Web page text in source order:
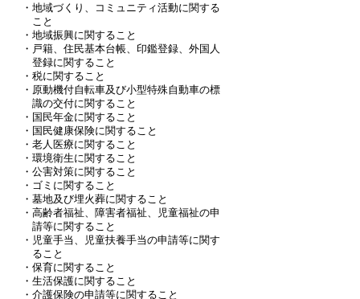
・地域づくり、コミュニティ活動に関する
こと
・地域振興に関すること
・戸籍、住民基本台帳、印鑑登録、外国人
登録に関すること
・税に関すること
・原動機付自転車及び小型特殊自動車の標
識の交付に関すること
・国民年金に関すること
・国民健康保険に関すること
・老人医療に関すること
・環境衛生に関すること
・公害対策に関すること
・ゴミに関すること
・墓地及び埋火葬に関すること
・高齢者福祉、障害者福祉、児童福祉の申
請等に関すること
・児童手当、児童扶養手当の申請等に関す
ること
・保育に関すること
・生活保護に関すること
・介護保険の申請等に関すること